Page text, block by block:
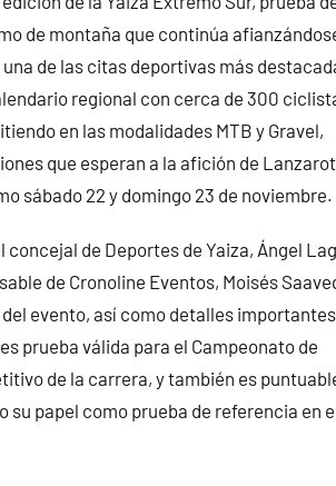
de montaña que continúa
de las citas deportivas más
regional con cerca de 300
en las modalidades MTB y Gravel,
que esperan a la afición de
sábado 22 y domingo 23 de noviembre.
de Deportes de Yaiza, Ángel
de Cronoline Eventos, Moisés
evento, así como detalles
prueba válida para el Campeonato de
de la carrera, y también es
su papel como prueba de referencia en